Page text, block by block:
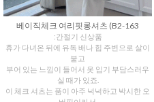
베이직체크 여리핏롱셔츠 (B2-163
:간절기 신상품
휴가 다녀온 뒤에 유독 배나 힙 주변으로 살이
붙고
부어 있는 느낌이 들어서 옷 입기 부담스러우
실 때가 있죠.
이 체크 셔츠는 품이 아주 넉넉하고 박시한 오